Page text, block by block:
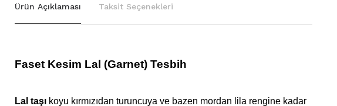
Ürün Açıklaması Taksit Seçenekleri
Faset Kesim Lal (Garnet) Tesbih
Lal taşı koyu kırmızıdan turuncuya ve bazen mordan lila rengine kadar